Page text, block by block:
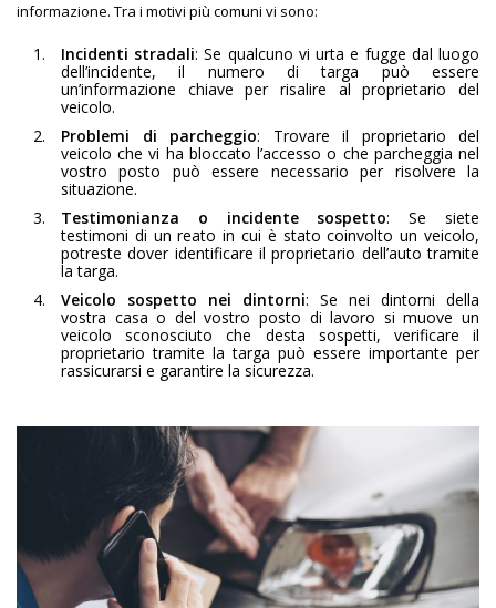
informazione. Tra i motivi più comuni vi sono:
Incidenti stradali: Se qualcuno vi urta e fugge dal luogo
dell’incidente, il numero di targa può essere
un’informazione chiave per risalire al proprietario del
veicolo.
Problemi di parcheggio: Trovare il proprietario del
veicolo che vi ha bloccato l’accesso o che parcheggia nel
vostro posto può essere necessario per risolvere la
situazione.
Testimonianza o incidente sospetto: Se siete
testimoni di un reato in cui è stato coinvolto un veicolo,
potreste dover identificare il proprietario dell’auto tramite
la targa.
Veicolo sospetto nei dintorni: Se nei dintorni della
vostra casa o del vostro posto di lavoro si muove un
veicolo sconosciuto che desta sospetti, verificare il
proprietario tramite la targa può essere importante per
rassicurarsi e garantire la sicurezza.